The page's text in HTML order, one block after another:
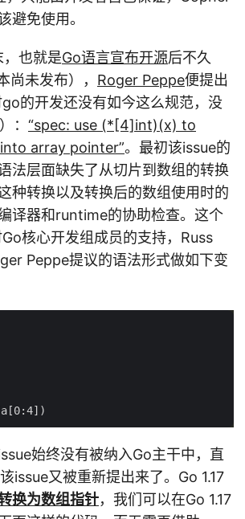
避免使用。
也就是Go语言宣布开源后不久
尚未发布）， Roger Peppe便提出
的开发还没有如今这么规范，没
： “spec: use (*[4]int)(x) to
array pointer”。最初该issue的
法层面缺失了从切片到数组的转换
种转换以及转换后的数组使用时的
译器和runtime的协助检查。这个
核心开发组成员的支持，Russ
Peppe提议的语法形式做如下变
始终没有被纳入Go主干中，直
issue又被重新提出来了。Go 1.17
换为数组指针，我们可以在Go 1.17